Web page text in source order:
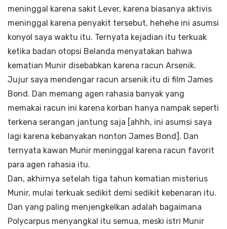
meninggal karena sakit Lever, karena biasanya aktivis
meninggal karena penyakit tersebut, hehehe ini asumsi
konyol saya waktu itu. Ternyata kejadian itu terkuak
ketika badan otopsi Belanda menyatakan bahwa
kematian Munir disebabkan karena racun Arsenik.
Jujur saya mendengar racun arsenik itu di film James
Bond. Dan memang agen rahasia banyak yang
memakai racun ini karena korban hanya nampak seperti
terkena serangan jantung saja [ahhh, ini asumsi saya
lagi karena kebanyakan nonton James Bond]. Dan
ternyata kawan Munir meninggal karena racun favorit
para agen rahasia itu.
Dan, akhirnya setelah tiga tahun kematian misterius
Munir, mulai terkuak sedikit demi sedikit kebenaran itu.
Dan yang paling menjengkelkan adalah bagaimana
Polycarpus menyangkal itu semua, meski istri Munir